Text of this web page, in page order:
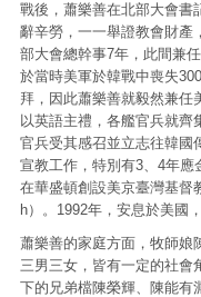
戰後，蕭樂善在北部大會書
辭辛勞，一一舉證教會財產
部大會總幹事7年，此間兼
於當時美軍於韓戰中喪失
拜，因此蕭樂善就毅然兼任
以英語主禮，各艦官兵就
官兵受其感召並立志往韓國
宣教工作，特別有3、4年應
在華盛頓創設美京臺灣基督
h）。1992年，安息於美國
蕭樂善的家庭方面，牧師娘
三男三女，皆有一定的社會
下的兄弟檔陳榮輝、陳能有